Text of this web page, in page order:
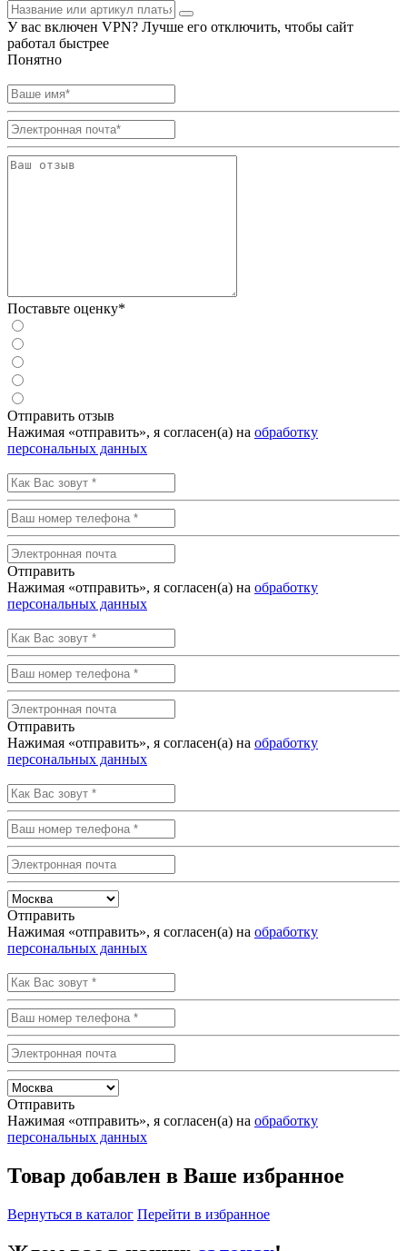
У вас включен VPN? Лучше его отключить, чтобы сайт
работал быстрее
Понятно
Поставьте оценку*
Отправить отзыв
Нажимая «отправить», я согласен(а) на обработку
персональных данных
Отправить
Нажимая «отправить», я согласен(а) на обработку
персональных данных
Отправить
Нажимая «отправить», я согласен(а) на обработку
персональных данных
Отправить
Нажимая «отправить», я согласен(а) на обработку
персональных данных
Отправить
Нажимая «отправить», я согласен(а) на обработку
персональных данных
Товар добавлен в Ваше избранное
Вернуться в каталог Перейти в избранное